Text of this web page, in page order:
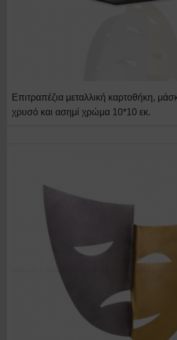
+ΣΤΟ ΚΑΛΑΘΙ
Επιτραπέζια μεταλλική καρτοθήκη,
χρυσό και ασημί χρώμα 10*10 εκ.